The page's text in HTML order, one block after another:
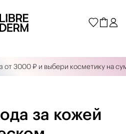
3000 ₽ и выбери косметику на
за кожей